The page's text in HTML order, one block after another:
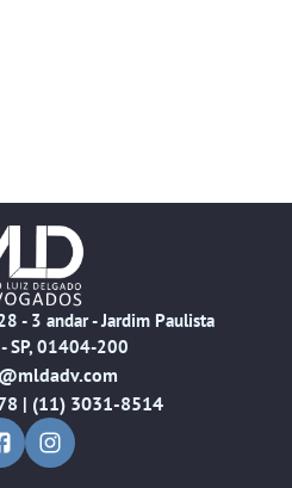
- 3 andar - Jardim Paulista
SP, 01404-200
| (11) 3031-8514